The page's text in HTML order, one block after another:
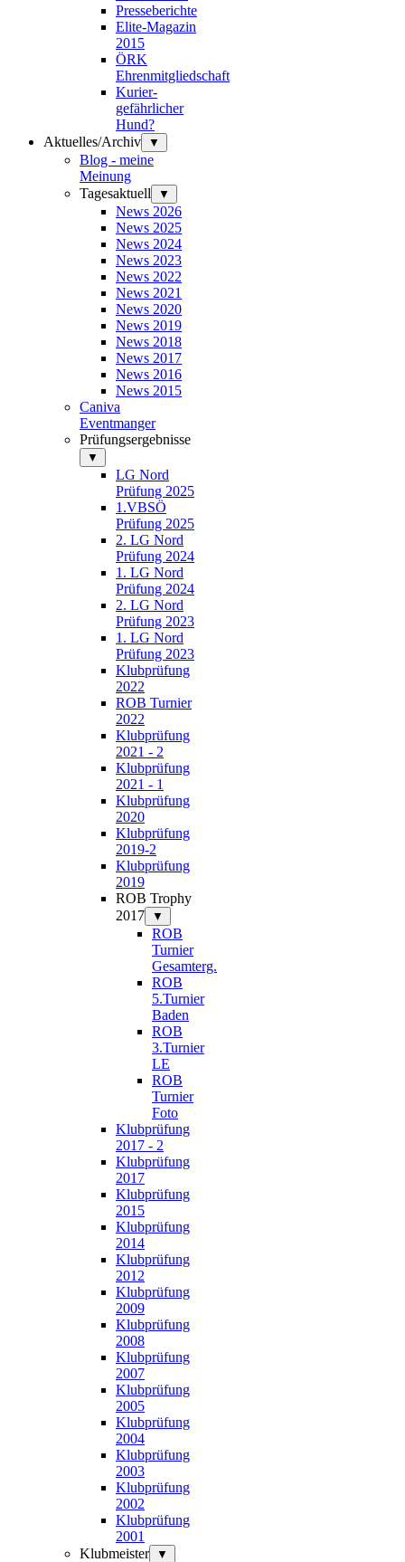
Presseberichte
Elite-Magazin
2015
ÖRK
Ehrenmitgliedschaft
Kurier-
gefährlicher
Hund?
Aktuelles/Archiv
▼
Blog - meine
Meinung
Tagesaktuell
▼
News 2026
News 2025
News 2024
News 2023
News 2022
News 2021
News 2020
News 2019
News 2018
News 2017
News 2016
News 2015
Caniva
Eventmanger
Prüfungsergebnisse
▼
LG Nord
Prüfung 2025
1.VBSÖ
Prüfung 2025
2. LG Nord
Prüfung 2024
1. LG Nord
Prüfung 2024
2. LG Nord
Prüfung 2023
1. LG Nord
Prüfung 2023
Klubprüfung
2022
ROB Turnier
2022
Klubprüfung
2021 - 2
Klubprüfung
2021 - 1
Klubprüfung
2020
Klubprüfung
2019-2
Klubprüfung
2019
ROB Trophy
2017
▼
ROB
Turnier
Gesamterg.
ROB
5.Turnier
Baden
ROB
3.Turnier
LE
ROB
Turnier
Foto
Klubprüfung
2017 - 2
Klubprüfung
2017
Klubprüfung
2015
Klubprüfung
2014
Klubprüfung
2012
Klubprüfung
2009
Klubprüfung
2008
Klubprüfung
2007
Klubprüfung
2005
Klubprüfung
2004
Klubprüfung
2003
Klubprüfung
2002
Klubprüfung
2001
Klubmeister
▼